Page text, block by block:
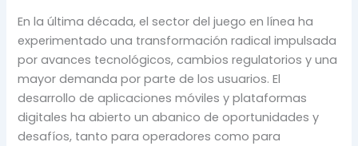
En la última década, el sector del juego en línea ha
experimentado una transformación radical impulsada
por avances tecnológicos, cambios regulatorios y una
mayor demanda por parte de los usuarios. El
desarrollo de aplicaciones móviles y plataformas
digitales ha abierto un abanico de oportunidades y
desafíos, tanto para operadores como para